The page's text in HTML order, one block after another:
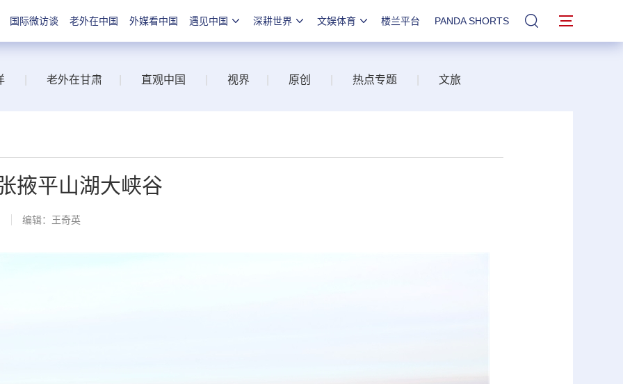
国际微访谈 老外在中国 外媒看中国 遇见中国 深耕世界 文娱体育 楼兰平台 PANDA SHORTS 站内搜索
老外在甘肃 直观中国 视界 原创 热点专题 文旅
掖平山湖大峡谷
编辑：王奇英